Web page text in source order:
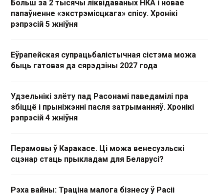
Больш за 2 тысячы ліквідаваных НКА і новае
папаўненне «экстрэмісцкага» спісу. Хронікі
рэпрэсій 5 жніўня
Еўрапейская супрацьбалістычная сістэма можа
быць гатовая да сярэдзіны 2027 года
Удзельнікі злёту пад Расонамі паведамілі пра
збіццё і прыніжэнні пасля затрыманняў. Хронікі
рэпрэсій 4 жніўня
Перамовы ў Каракасе. Ці можа венесуэльскі
сцэнар стаць прыкладам для Беларусі?
Рэха вайны: Траціна малога бізнесу ў Расіі